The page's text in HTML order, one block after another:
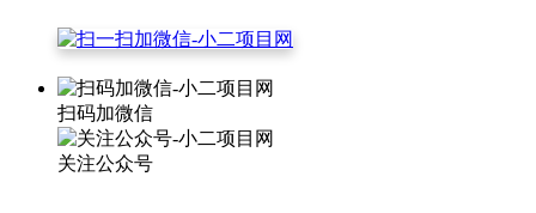
扫码加微信
关注公众号